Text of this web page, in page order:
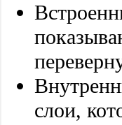
слои,